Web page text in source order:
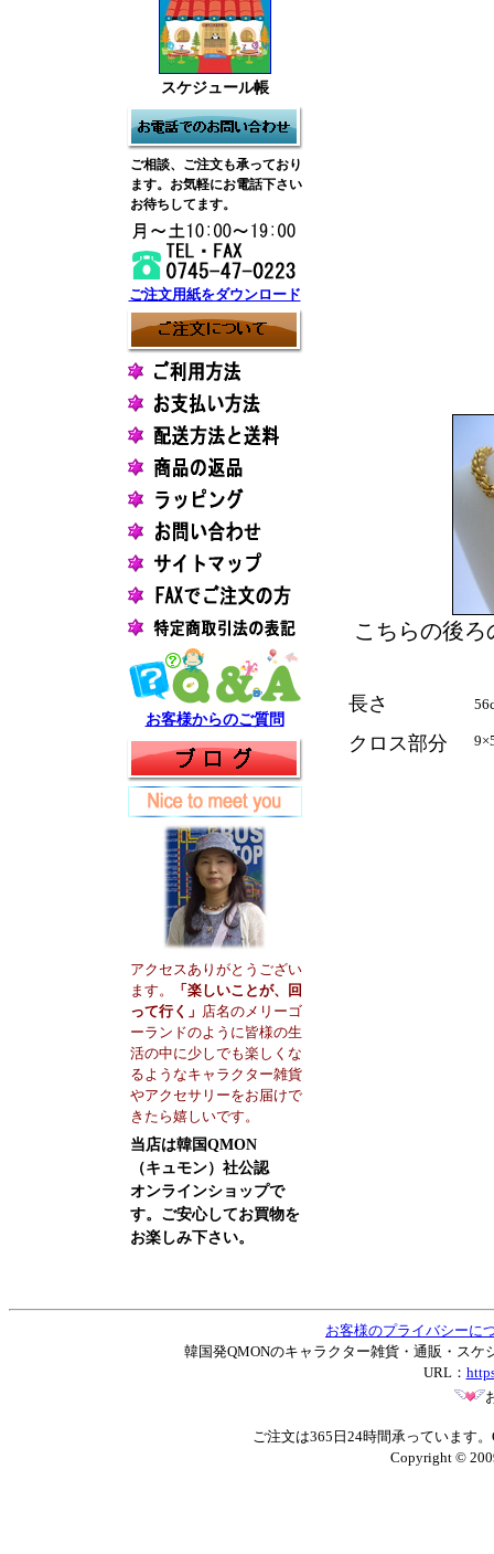
スケジュール帳
ご相談、ご注文も承っており
ます。お気軽にお電話下さい
お待ちしてます。
ご注文用紙をダウンロード
お客様からのご質問
アクセスありがとうござい
ます。
「楽しいことが、回
って行く」 店名のメリーゴ
ーランドのように皆様の生
活の中に少しでも楽しくな
るようなキャラクター雑貨
やアクセサリーをお届けで
きたら嬉しいです。
当店は韓国QMON
（キュモン）社公認
オンラインショップで
す。ご安心してお買物を
お楽しみ下さい。
こちらの後
長さ
クロス部分
お客様のプライバシーに
韓国発QMONのキャラクター雑貨・通販・スケ
URL：
ご注文は365日24時間承っています
Copyright ©